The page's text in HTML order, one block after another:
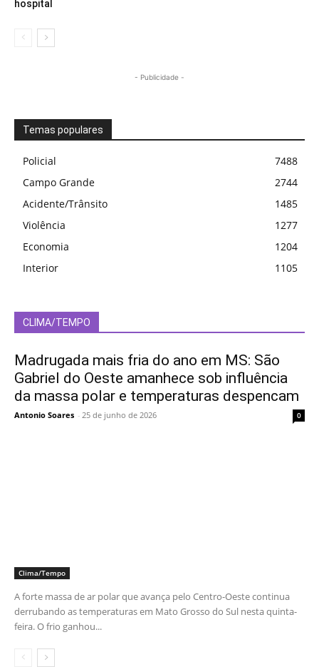
hospital
- Publicidade -
Temas populares
Policial
7488
Campo Grande
2744
Acidente/Trânsito
1485
Violência
1277
Economia
1204
Interior
1105
CLIMA/TEMPO
Madrugada mais fria do ano em MS: São
Gabriel do Oeste amanhece sob influência
da massa polar e temperaturas despencam
Antonio Soares - 25 de junho de 2026 0
Clima/Tempo
A forte massa de ar polar que avança pelo Centro-Oeste continua
derrubando as temperaturas em Mato Grosso do Sul nesta quinta-
feira. O frio ganhou...